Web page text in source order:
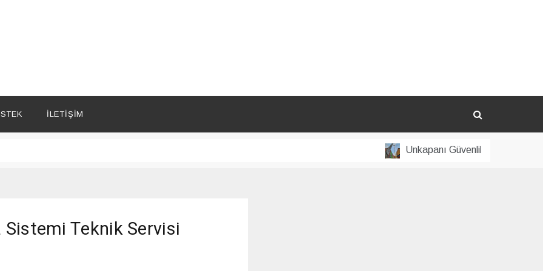
İLETIŞIM
Unkapanı Güvenlik Kamera Sistemi
Teknik Servisi